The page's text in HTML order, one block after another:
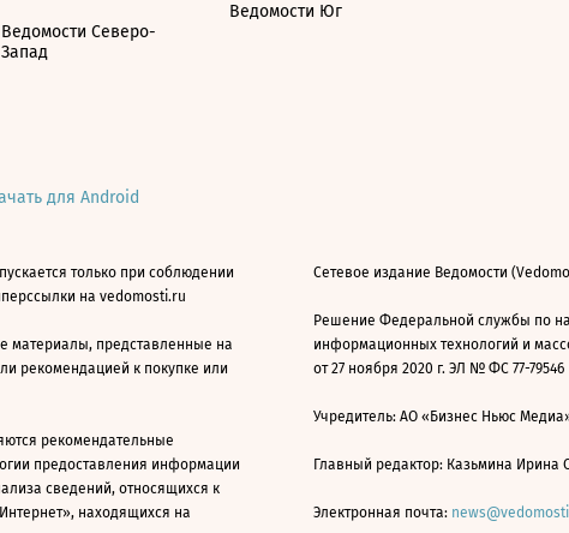
Ведомости Северо-
Запад
Ведомости Юг
для Android
только при соблюдении
на vedomosti.ru
материалы, представленные на
рекомендацией к покупке или
рекомендательные
предоставления информации
сведений, относящихся к
находящихся на
Сетевое издание Ведомости
Решение Федеральной службы по
информационных технологий и
от 27 ноября 2020 г. ЭЛ № ФС 77-79546
Учредитель: АО «Бизнес Ньюс
Главный редактор: Казьмина Ирина
Электронная почта: